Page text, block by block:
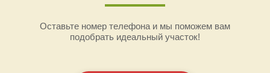
Оставьте номер телефона и мы поможем вам
подобрать идеальный участок!